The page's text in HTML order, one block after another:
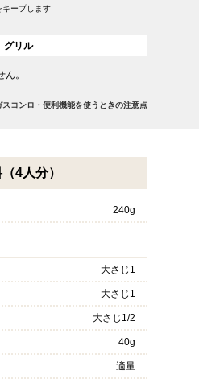
キープします
グリル
。
スコンロ・便利機能を使うときの注意点
4人分）
240g
大さじ1
大さじ1
大さじ1/2
40g
適量